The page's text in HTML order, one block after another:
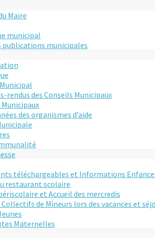
Maire
municipal
publications municipales
rendus des Conseils Municipaux
Municipaux
des organismes d’aide
téléchargeables et Informations Enfance
restaurant scolaire
et Accueil des mercredis
de Mineurs lors des vacances et
Maternelles